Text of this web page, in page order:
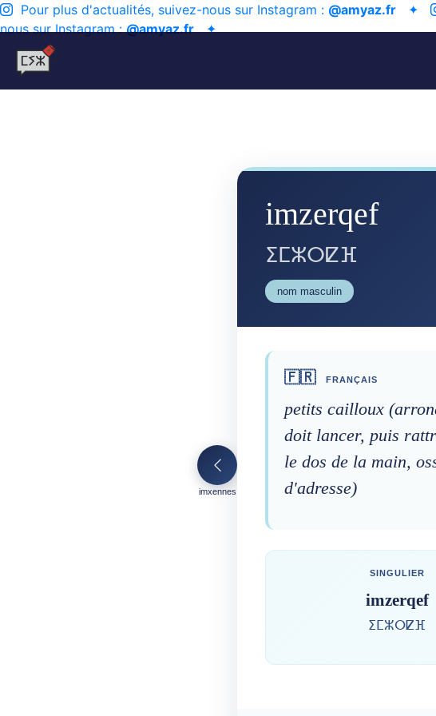
Pour plus d'actualités, suivez-nous sur Instagram : @amyaz.fr ✦
nous sur Instagram :@amyaz.fr✦
imxennes
imzerqef
ⵉⵎⵣⵔⵇⴼ
nom masculin
🇫🇷 FRANÇAIS
petits cailloux
doit lancer, puis
le dos de la main,
d'adresse)
SINGULIER
imzerqef
ⵉⵎⵣⵔⵇⴼ